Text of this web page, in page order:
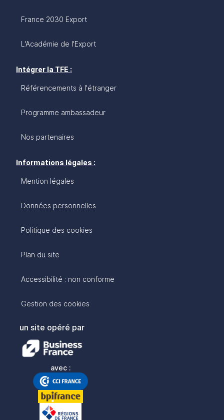
France 2030 Export
L'Académie de l'Export
Intégrer la TFE :
Référencements à l'étranger
Programme ambassadeur
Nos partenaires
Informations légales :
Mention légales
Données personnelles
Politique des cookies
Plan du site
Accessibilité : non conforme
Gestion des cookies
un site opéré par
avec :